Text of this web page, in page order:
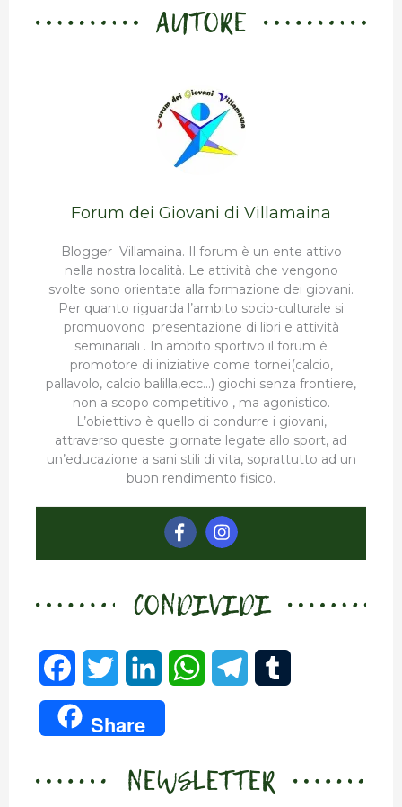
AUTORE
Forum dei Giovani di Villamaina
Blogger Villamaina. Il forum è un ente attivo
nella nostra località. Le attività che vengono
svolte sono orientate alla formazione dei giovani.
Per quanto riguarda l’ambito socio-culturale si
promuovono presentazione di libri e attività
seminariali . In ambito sportivo il forum è
promotore di iniziative come tornei(calcio,
pallavolo, calcio balilla,ecc…) giochi senza frontiere,
non a scopo competitivo , ma agonistico.
L’obiettivo è quello di condurre i giovani,
attraverso queste giornate legate allo sport, ad
un’educazione a sani stili di vita, soprattutto ad un
buon rendimento fisico.
CONDIVIDI
a
c
e
w
i
i
n
k
W
t e b
Share
NEWSLETTER